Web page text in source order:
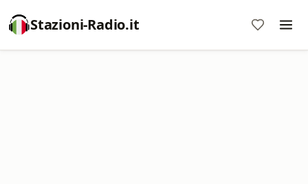
Stazioni-Radio.it